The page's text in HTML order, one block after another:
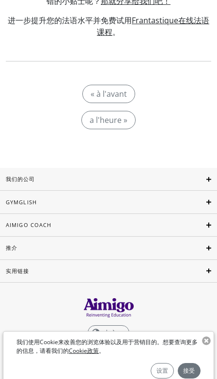
进一步提升您的法语水平并免费试用Frantastique在线法语
课程。
« à l'avant
a l'heure »
我们使用Cookie来改善您的浏览体验以及用于营销目的。想要查询更多
的信息，请看我们的Cookie政策。
设置 接受
我们的公司
GYMGLISH
AIMIGO COACH
推介
实用链接
中文
©Aimigo 2026